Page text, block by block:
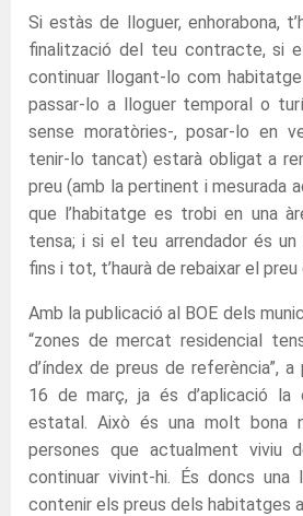
Si estàs de lloguer, enhorabona,
finalització del teu contracte, si
continuar llogant-lo com
passar-lo a lloguer temporal o
sense moratòries-, posar-lo en
tenir-lo tancat) estarà obligat a
preu (amb la pertinent i mesurada
que l’habitatge es trobi en una
tensa; i si el teu arrendador és un
fins i tot, t’haurà de rebaixar el
Amb la publicació al BOE dels
“zones de mercat residencial
d’índex de preus de referència”,
16 de març, ja és d’aplicació la
estatal. Això és una molt bona
persones que actualment viviu
continuar vivint-hi. És doncs una
contenir els preus dels habitatges